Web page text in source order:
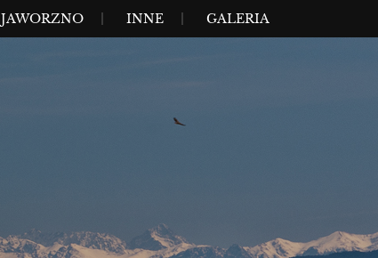
JAWORZNO INNE GALERIA